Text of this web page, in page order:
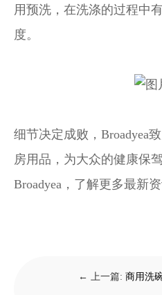
用预洗，在洗涤的过程中
度。
细节决定成败，Broadyea
房用品，为大众的健康保
Broadyea，了解更多最新资
← 上一篇: 商用洗